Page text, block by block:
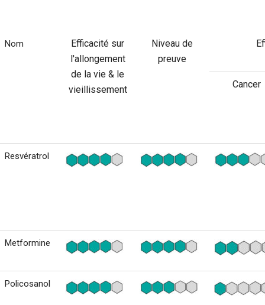
Nom
Efficacité sur
l'allongement
de la vie & le
vieillissement
Niveau de
preuve
Cancer
Resvératrol
Metformine
Policosanol